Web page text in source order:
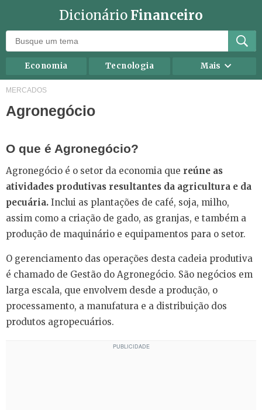
Dicionário Financeiro
Economia Tecnologia Mais
Recursos humanos
Negócios
Carreira
Contabilidade
Finanças Pessoais
MERCADOS
Agronegócio
O que é Agronegócio?
Agronegócio é o setor da economia que reúne as
atividades produtivas resultantes da agricultura e da
pecuária. Inclui as plantações de café, soja, milho,
assim como a criação de gado, as granjas, e também a
produção de maquinário e equipamentos para o setor.
O gerenciamento das operações desta cadeia produtiva
é chamado de Gestão do Agronegócio. São negócios em
larga escala, que envolvem desde a produção, o
processamento, a manufatura e a distribuição dos
produtos agropecuários.